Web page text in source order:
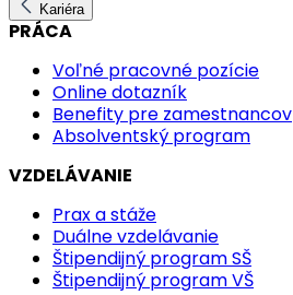
Kariéra
PRÁCA
Voľné pracovné pozície
Online dotazník
Benefity pre zamestnancov
Absolventský program
VZDELÁVANIE
Prax a stáže
Duálne vzdelávanie
Štipendijný program SŠ
Štipendijný program VŠ